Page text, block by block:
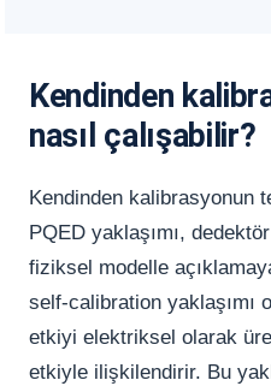
Kendinden
nasıl çalışabilir?
Kendinden kalibrasyonun
PQED yaklaşımı,
fiziksel modelle
self-calibration yaklaşımı
etkiyi elektriksel olarak
etkiyle ilişkilendirir. Bu